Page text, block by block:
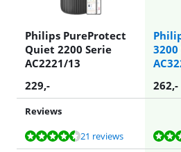
Philips PureProtect
Quiet 2200 Serie
AC2221/13
3200
229,- 262,-
Reviews
Beoordeling is 9,0 van de 10, gebaseerd op
21 reviews
Beoordeling is 8,9 van de 10, gebaseerd op
Beoordeling is 8,9 van de 10, gebaseerd op